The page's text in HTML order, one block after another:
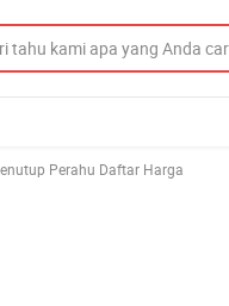
Perahu Daftar Harga